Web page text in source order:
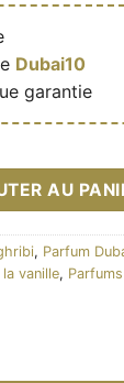
Dubai10
garantie
- Eau de
AU
, Parfum
vanille,